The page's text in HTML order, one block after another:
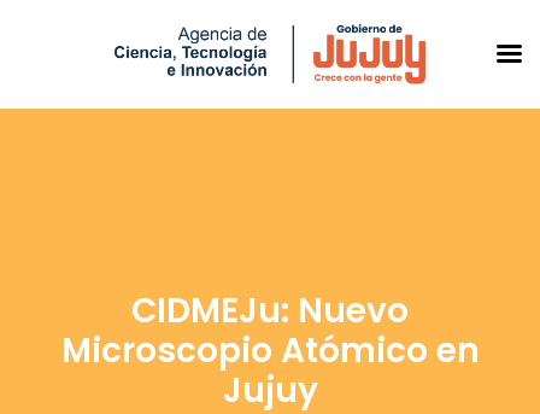
CIDMEJu: Nuevo
Microscopio Atómico en
Jujuy